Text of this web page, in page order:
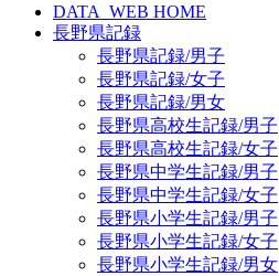
DATA_WEB HOME
長野県記録
長野県記録/男子
長野県記録/女子
長野県記録/男女
長野県高校生記録/男子
長野県高校生記録/女子
長野県中学生記録/男子
長野県中学生記録/女子
長野県小学生記録/男子
長野県小学生記録/女子
長野県小学生記録/男女